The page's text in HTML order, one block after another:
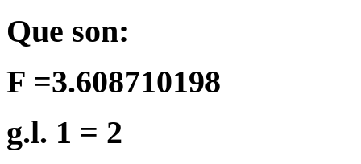
Que son:
F =3.608710198
g.l. 1 = 2